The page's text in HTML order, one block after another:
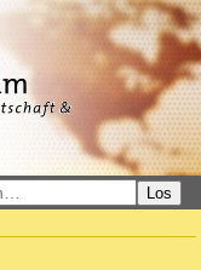
Los